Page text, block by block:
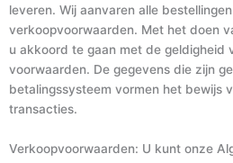
leveren. Wij aanvaren alle
verkoopvoorwaarden. Met het doen
u akkoord te gaan met de geldigheid
voorwaarden. De gegevens die zijn
betalingssysteem vormen het bewijs
transacties.
Verkoopvoorwaarden: U kunt onze